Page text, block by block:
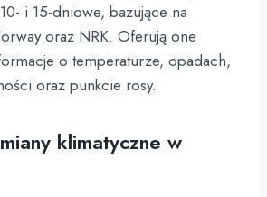
i 15-dniowe, bazujące na
oraz NRK. Oferują one
o temperaturze, opadach,
oraz punkcie rosy.
klimatyczne w